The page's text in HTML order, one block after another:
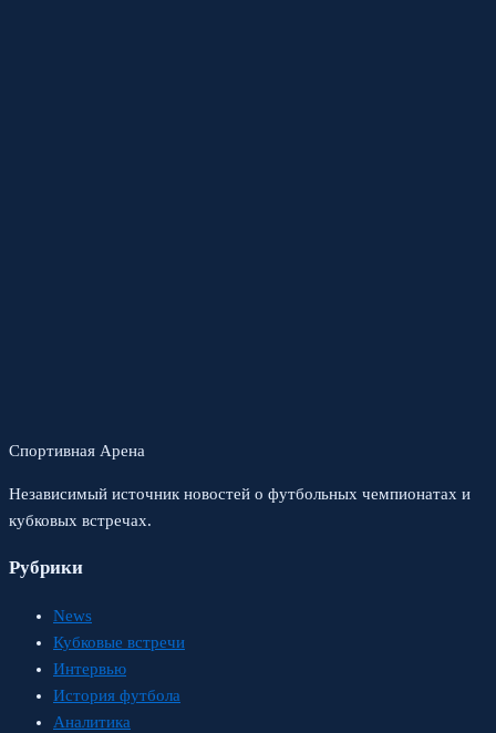
Спортивная Арена
Независимый источник новостей о футбольных чемпионатах и
кубковых встречах.
Рубрики
News
Кубковые встречи
Интервью
История футбола
Аналитика